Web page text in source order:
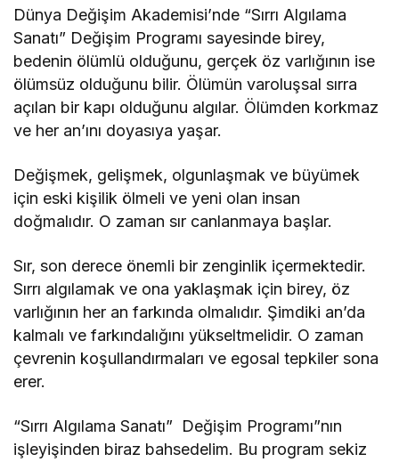
Dünya Değişim Akademisi’nde “Sırrı Algılama
Sanatı” Değişim Programı sayesinde birey,
bedenin ölümlü olduğunu, gerçek öz varlığının ise
ölümsüz olduğunu bilir. Ölümün varoluşsal sırra
açılan bir kapı olduğunu algılar. Ölümden korkmaz
ve her an’ını doyasıya yaşar.
Değişmek, gelişmek, olgunlaşmak ve büyümek
için eski kişilik ölmeli ve yeni olan insan
doğmalıdır. O zaman sır canlanmaya başlar.
Sır, son derece önemli bir zenginlik içermektedir.
Sırrı algılamak ve ona yaklaşmak için birey, öz
varlığının her an farkında olmalıdır. Şimdiki an’da
kalmalı ve farkındalığını yükseltmelidir. O zaman
çevrenin koşullandırmaları ve egosal tepkiler sona
erer.
“Sırrı Algılama Sanatı” Değişim Programı”nın
işleyişinden biraz bahsedelim. Bu program sekiz